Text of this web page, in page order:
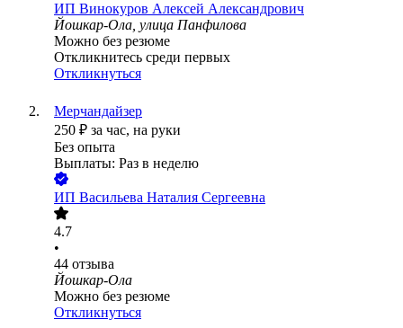
ИП Винокуров Алексей Александрович
Йошкар-Ола, улица Панфилова
Можно без резюме
Откликнитесь среди первых
Откликнуться
Мерчандайзер
250 ₽ за час, на руки
Без опыта
Выплаты: Раз в неделю
ИП Васильева Наталия Сергеевна
4.7
•
44 отзыва
Йошкар-Ола
Можно без резюме
Откликнуться